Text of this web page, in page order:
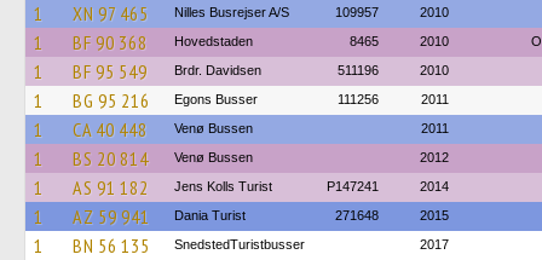
1 XN 97 465 Nilles Busrejser A/S 109957 2010
1 BF 90 368 Hovedstaden 8465 2010
1 BF 95 549 Brdr. Davidsen 511196 2010
1 BG 95 216 Egons Busser 111256 2011
1 CA 40 448 Venø Bussen 2011
1 BS 20 814 Venø Bussen 2012
1 AS 91 182 Jens Kolls Turist P147241 2014
1 AZ 59 941 Dania Turist 271648 2015
1 BN 56 135 SnedstedTuristbusser 2017